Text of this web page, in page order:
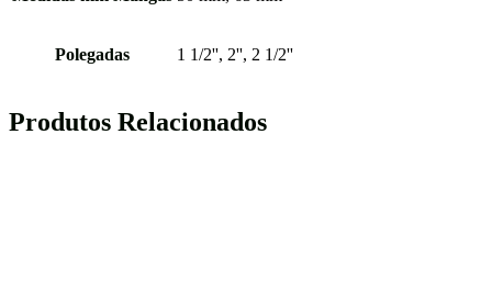
Polegadas 1 1/2'', 2'', 2 1/2''
Produtos Relacionados